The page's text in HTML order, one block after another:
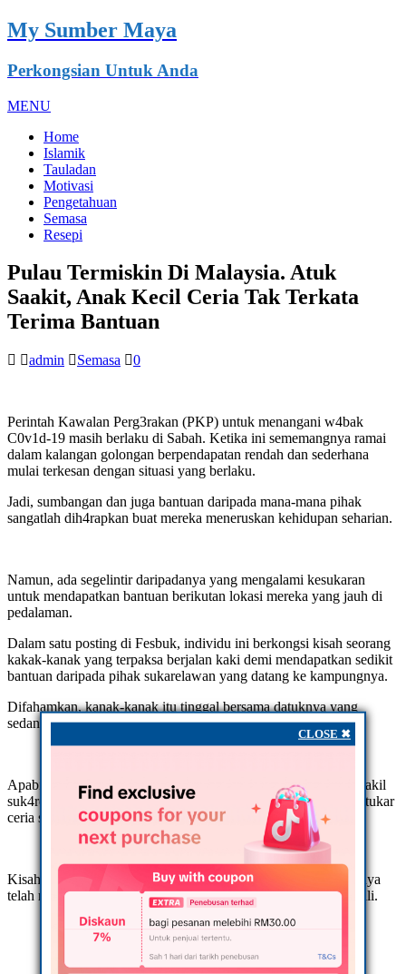
My Sumber Maya
Perkongsian Untuk Anda
MENU
Home
Islamik
Tauladan
Motivasi
Pengetahuan
Semasa
Resepi
Pulau Termiskin Di Malaysia. Atuk
Saakit, Anak Kecil Ceria Tak Terkata
Terima Bantuan
admin Semasa 0
Perintah Kawalan Perg3rakan (PKP) untuk menangani w4bak
C0v1d-19 masih berlaku di Sabah. Ketika ini sememangnya ramai
dalam kalangan golongan berpendapatan rendah dan sederhana
mulai terkesan dengan situasi yang berlaku.
Jadi, sumbangan dan juga bantuan daripada mana-mana pihak
sangatlah dih4rapkan buat mereka meneruskan kehidupan seharian.
Namun, ada segelintir daripadanya yang mengalami kesukaran
untuk mendapatkan bantuan berikutan lokasi mereka yang jauh di
pedalaman.
Dalam satu posting di Fesbuk, individu ini berkongsi kisah seorang
kakak-kanak yang terpaksa berjalan kaki demi mendapatkan sedikit
bantuan daripada pihak sukarelawan yang datang ke kampungnya.
Difahamkan, kanak-kanak itu tinggal bersama datuknya yang
sedang s4kit di Pulau Banggi iaitu pulau termiskin di Sabah.
Apabila menerima bantuan berupa makanan harian daripada wakil
suk4relawan, Da’i Syazwan, wajah suram kanak-kanak itu bertukar
ceria sebelum meminta izin untuk beredar.
Kisah yang dikongsikan Aisyah Abdul Halim di Fesbuk miliknya
telah meruntun hati netizen sehingga ia dikongsi lebih 7,000 kali.
CLOSE ✖